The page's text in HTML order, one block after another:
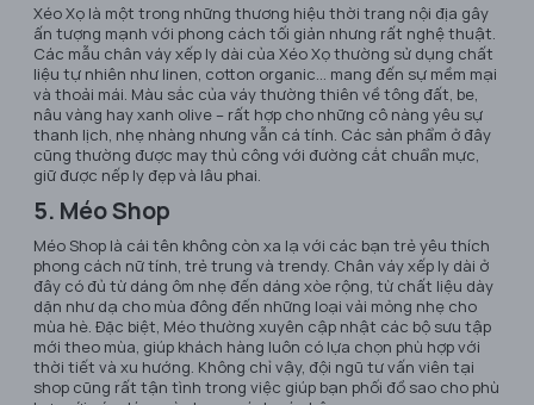
Xéo Xọ là một trong những thương hiệu thời trang nội địa gây
ấn tượng mạnh với phong cách tối giản nhưng rất nghệ thuật.
Các mẫu chân váy xếp ly dài của Xéo Xọ thường sử dụng chất
liệu tự nhiên như linen, cotton organic… mang đến sự mềm mại
và thoải mái. Màu sắc của váy thường thiên về tông đất, be,
nâu vàng hay xanh olive – rất hợp cho những cô nàng yêu sự
thanh lịch, nhẹ nhàng nhưng vẫn cá tính. Các sản phẩm ở đây
cũng thường được may thủ công với đường cắt chuẩn mực,
giữ được nếp ly đẹp và lâu phai.
5. Méo Shop
Méo Shop là cái tên không còn xa lạ với các bạn trẻ yêu thích
phong cách nữ tính, trẻ trung và trendy. Chân váy xếp ly dài ở
đây có đủ từ dáng ôm nhẹ đến dáng xòe rộng, từ chất liệu dày
dặn như dạ cho mùa đông đến những loại vải mỏng nhẹ cho
mùa hè. Đặc biệt, Méo thường xuyên cập nhật các bộ sưu tập
mới theo mùa, giúp khách hàng luôn có lựa chọn phù hợp với
thời tiết và xu hướng. Không chỉ vậy, đội ngũ tư vấn viên tại
shop cũng rất tận tình trong việc giúp bạn phối đồ sao cho phù